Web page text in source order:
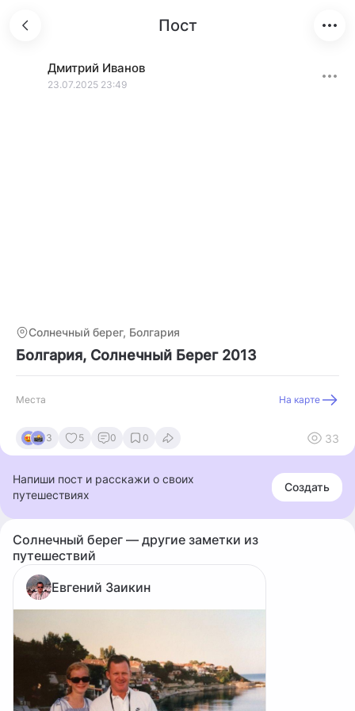
Пост
Дмитрий Иванов
23.07.2025 23:49
Солнечный берег, Болгария
Болгария, Солнечный Берег 2013
Места На карте
3 5 0 0 33
Напиши пост и расскажи о своих
путешествиях
Создать
Солнечный берег — другие заметки из
путешествий
Евгений Заикин